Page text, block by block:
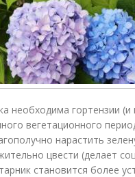
необходима гортензии
вегетационного
нарастить
цвести (делает
становится более